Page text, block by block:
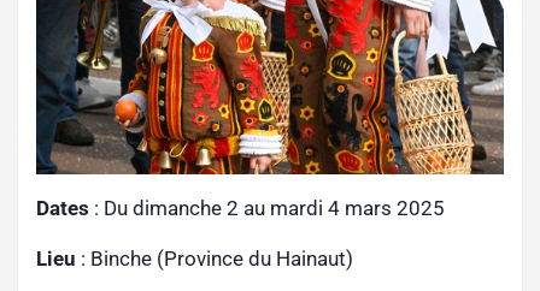
Dates : Du dimanche 2 au mardi 4 mars 2025
Lieu : Binche (Province du Hainaut)